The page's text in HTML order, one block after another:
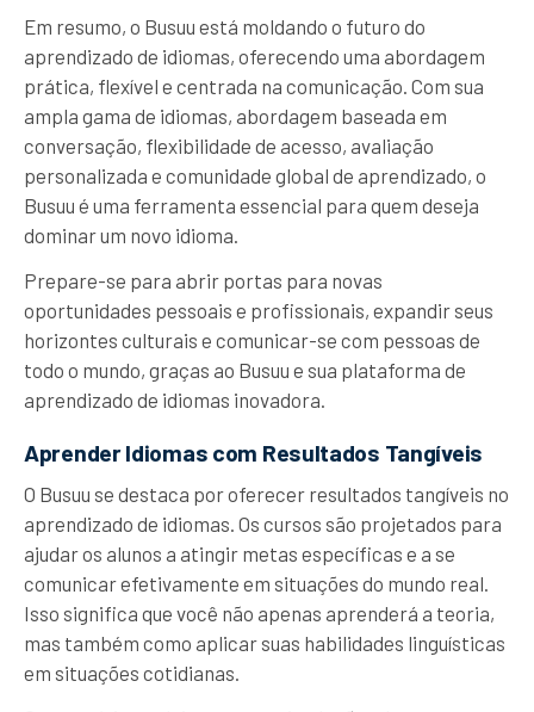
Em resumo, o Busuu está moldando o futuro do
aprendizado de idiomas, oferecendo uma abordagem
prática, flexível e centrada na comunicação. Com sua
ampla gama de idiomas, abordagem baseada em
conversação, flexibilidade de acesso, avaliação
personalizada e comunidade global de aprendizado, o
Busuu é uma ferramenta essencial para quem deseja
dominar um novo idioma.
Prepare-se para abrir portas para novas
oportunidades pessoais e profissionais, expandir seus
horizontes culturais e comunicar-se com pessoas de
todo o mundo, graças ao Busuu e sua plataforma de
aprendizado de idiomas inovadora.
Aprender Idiomas com Resultados Tangíveis
O Busuu se destaca por oferecer resultados tangíveis no
aprendizado de idiomas. Os cursos são projetados para
ajudar os alunos a atingir metas específicas e a se
comunicar efetivamente em situações do mundo real.
Isso significa que você não apenas aprenderá a teoria,
mas também como aplicar suas habilidades linguísticas
em situações cotidianas.